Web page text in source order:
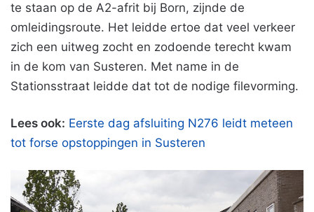
te staan op de A2-afrit bij Born, zijnde de
omleidingsroute. Het leidde ertoe dat veel verkeer
zich een uitweg zocht en zodoende terecht kwam
in de kom van Susteren. Met name in de
Stationsstraat leidde dat tot de nodige filevorming.
Lees ook: Eerste dag afsluiting N276 leidt meteen
tot forse opstoppingen in Susteren